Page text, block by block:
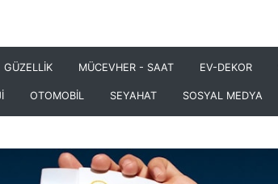
GÜZELLİK MÜCEVHER - SAAT EV-DEKOR
OTOMOBİL SEYAHAT SOSYAL MEDYA